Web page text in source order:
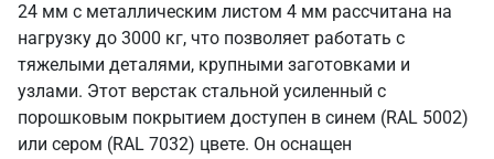
24 мм с металлическим листом 4 мм рассчитана на
нагрузку до 3000 кг, что позволяет работать с
тяжелыми деталями, крупными заготовками и
узлами. Этот верстак стальной усиленный с
порошковым покрытием доступен в синем (RAL 5002)
или сером (RAL 7032) цвете. Он оснащен